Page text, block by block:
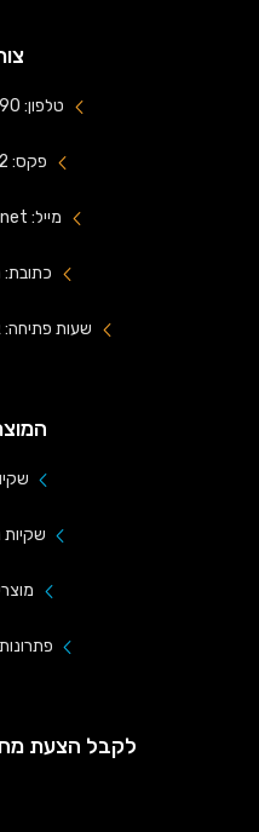
טלפון: 074-764-84-90
פקס: 03-5583512
מייל: info@klivaner.net
כתובת:
שעות פתיחה: א'-ה':
שקיות
לקבל הצעת